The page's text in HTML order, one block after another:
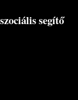
segítő